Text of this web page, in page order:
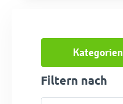
Kategorien
Filtern nach